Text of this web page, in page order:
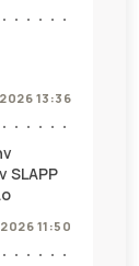
13:36
SLAPP
11:50